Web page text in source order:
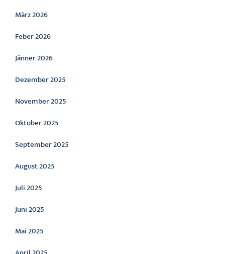
März 2026
Feber 2026
Jänner 2026
Dezember 2025
November 2025
Oktober 2025
September 2025
August 2025
Juli 2025
Juni 2025
Mai 2025